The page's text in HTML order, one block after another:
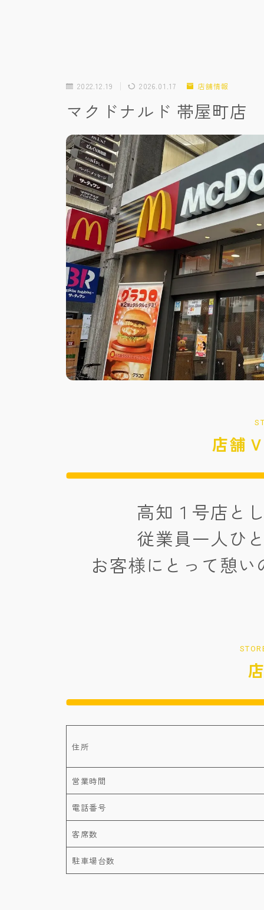
2022.12.19 2026.01.17 店舗情報
マクドナルド 帯屋町店
店舗
高知１号店と
従業員一人ひ
お客様にとって憩
住所
営業時間
電話番号
客席数
駐車場台数